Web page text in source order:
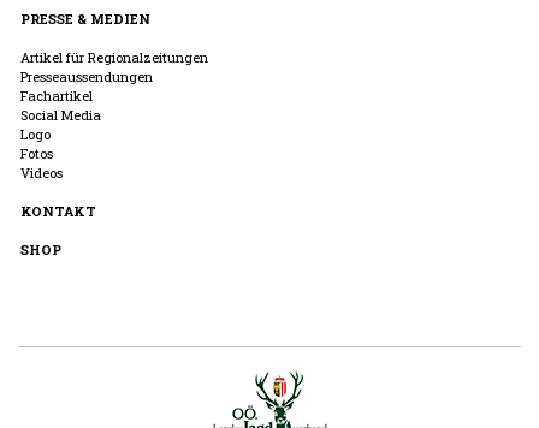
PRESSE & MEDIEN
Artikel für Regionalzeitungen
Presseaussendungen
Fachartikel
Social Media
Logo
Fotos
Videos
KONTAKT
SHOP